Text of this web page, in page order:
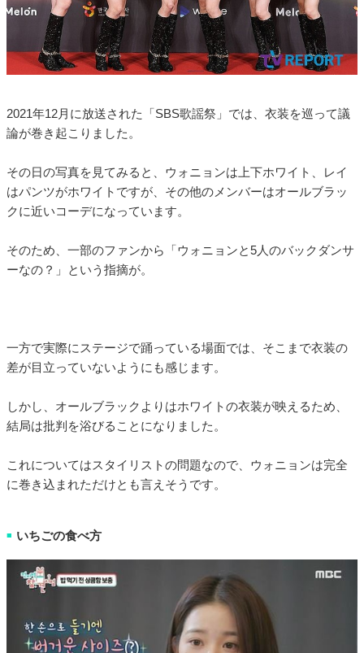
2021年12月に放送された「SBS歌謡祭」では、衣装を巡って議
論が巻き起こりました。
その日の写真を見てみると、ウォニョンは上下ホワイト、レイ
はパンツがホワイトですが、その他のメンバーはオールブラッ
クに近いコーデになっています。
そのため、一部のファンから「ウォニョンと5人のバックダンサ
ーなの？」という指摘が。
一方で実際にステージで踊っている場面では、そこまで衣装の
差が目立っていないようにも感じます。
しかし、オールブラックよりはホワイトの衣装が映えるため、
結局は批判を浴びることになりました。
これについてはスタイリストの問題なので、ウォニョンは完全
に巻き込まれただけとも言えそうです。
■ いちごの食べ方